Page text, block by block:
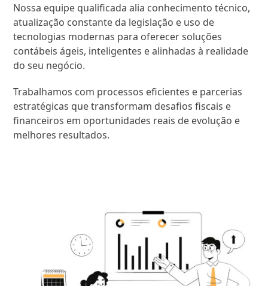
Nossa equipe qualificada alia conhecimento técnico,
atualização constante da legislação e uso de
tecnologias modernas para oferecer soluções
contábeis ágeis, inteligentes e alinhadas à realidade
do seu negócio.
Trabalhamos com processos eficientes e parcerias
estratégicas que transformam desafios fiscais e
financeiros em oportunidades reais de evolução e
melhores resultados.